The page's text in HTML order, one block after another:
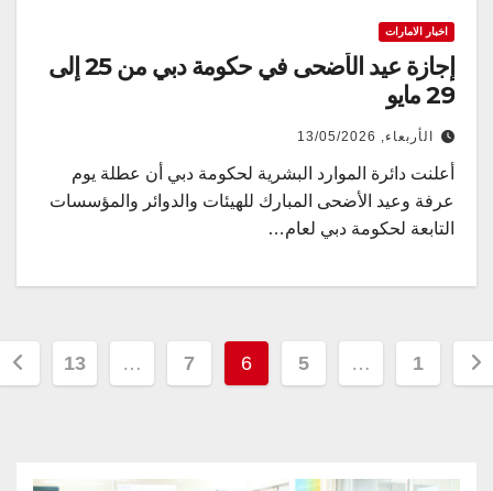
اخبار الامارات
إجازة عيد الأضحى في حكومة دبي من 25 إلى
29 مايو
الأربعاء, 13/05/2026
أعلنت دائرة الموارد البشرية لحكومة دبي أن عطلة يوم
عرفة وعيد الأضحى المبارك للهيئات والدوائر والمؤسسات
التابعة لحكومة دبي لعام…
…
…
13